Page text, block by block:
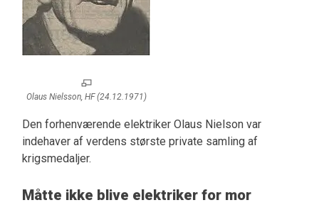
Olaus Nielsson, HF (24.12.1971)
Den forhenværende elektriker Olaus Nielson var
indehaver af verdens største private samling af
krigsmedaljer.
Måtte ikke blive elektriker for mor